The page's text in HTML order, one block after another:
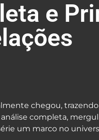
e
chegou,
completa,
um marco no